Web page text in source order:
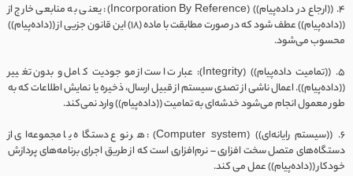
4. ((ارجاع در داده‌پیام)) (Incorporation By Reference): یعنی به منابعی خارج از
((داده‌پیام)) عطف شود که در صورت مطابقت با ماده (۱۸) این قانون جزیی از ((داده‌پیام))
محسوب می‌شود.
5. ((تمامیت داده‌پیام)) (Integrity): عبارت است از موجودیت کامل و بدون تغییر
((داده‌پیام)). اعمال ناشی از تصدی سیستم از قبیل ارسال، ذخیره یا نمایش اطلاعات که به
طور معمول انجام می‌شود خدشه‌ای به تمامیت ((داده‌پیام)) وارد نمی‌کند.
6. ((سیستم رایانه‌ای)) (Computer system): هر نوع دستگاه یا مجموعه‌ای از
دستگاه‌های متصل سخت افزاری – نرم‌افزاری است که از طریق اجرای برنامه‌های پردازش
خودکار ((داده‌پیام)) عمل می‌ کند.